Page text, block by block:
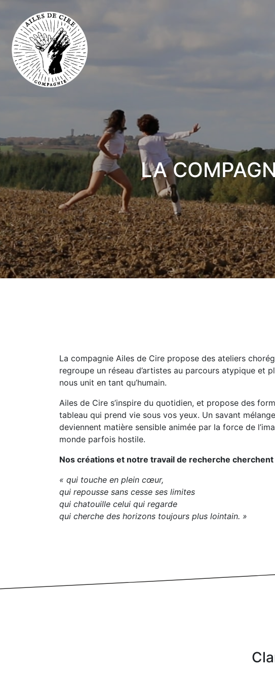
LA
La compagnie Ailes de Cire propose des ateliers
regroupe un réseau d’artistes au parcours atypique
nous unit en tant qu’humain.
Ailes de Cire s’inspire du quotidien, et propose des
tableau qui prend vie sous vos yeux. Un savant
deviennent matière sensible animée par la force de
monde parfois hostile.
Nos créations et notre travail de recherche
« qui touche en plein cœur,
qui repousse sans cesse ses limites
qui chatouille celui qui regarde
qui cherche des horizons toujours plus lointain. »